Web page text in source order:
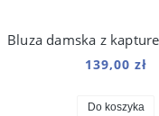
139,00 zł
Do koszyka